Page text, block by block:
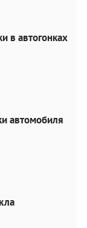
в автогонках
автомобиля